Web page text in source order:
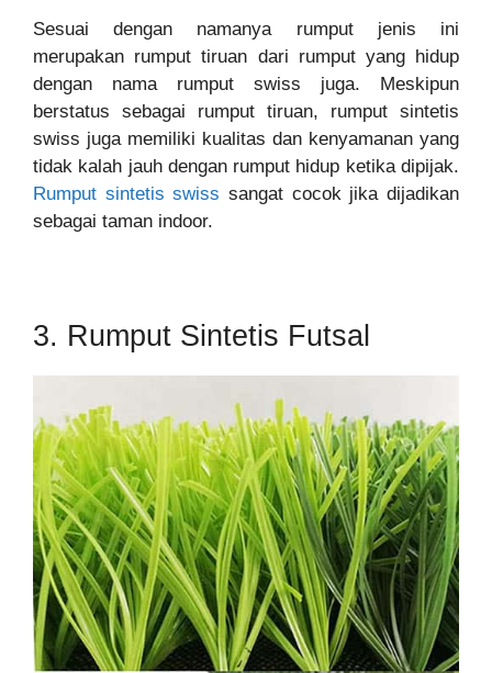
Sesuai dengan namanya rumput jenis ini
merupakan rumput tiruan dari rumput yang hidup
dengan nama rumput swiss juga. Meskipun
berstatus sebagai rumput tiruan, rumput sintetis
swiss juga memiliki kualitas dan kenyamanan yang
tidak kalah jauh dengan rumput hidup ketika dipijak.
Rumput sintetis swiss sangat cocok jika dijadikan
sebagai taman indoor.
3. Rumput Sintetis Futsal